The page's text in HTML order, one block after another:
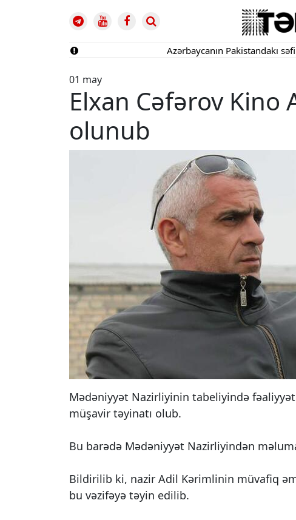
Azərbaycanın Pakistandakı səfiri
01 may
Elxan Cəfərov
olunub
Mədəniyyət Nazirliyinin tabeliyində
müşavir təyinatı olub.
Bu barədə Mədəniyyət Nazirliyindən
Bildirilib ki, nazir Adil Kərimlinin müvafiq
bu vəzifəyə təyin edilib.